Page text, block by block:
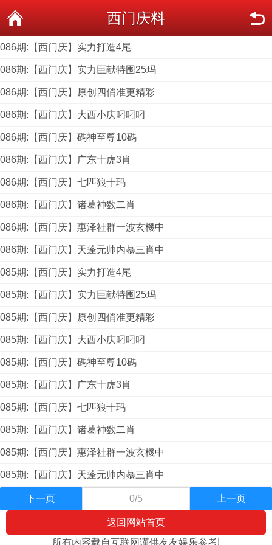
西门庆料
086期:【西门庆】实力打造4尾
086期:【西门庆】实力巨献特围25玛
086期:【西门庆】原创四俏准更精彩
086期:【西门庆】大西小庆叼叼叼
086期:【西门庆】碼神至尊10碼
086期:【西门庆】广东十虎3肖
086期:【西门庆】七匹狼十玛
086期:【西门庆】诸葛神数二肖
086期:【西门庆】惠泽社群一波玄機中
086期:【西门庆】天蓬元帅内慕三肖中
085期:【西门庆】实力打造4尾
085期:【西门庆】实力巨献特围25玛
085期:【西门庆】原创四俏准更精彩
085期:【西门庆】大西小庆叼叼叼
085期:【西门庆】碼神至尊10碼
085期:【西门庆】广东十虎3肖
085期:【西门庆】七匹狼十玛
085期:【西门庆】诸葛神数二肖
085期:【西门庆】惠泽社群一波玄機中
085期:【西门庆】天蓬元帅内慕三肖中
下一页 0/5 上一页
返回网站首页
所有内容载自互联网谨供友友娱乐参考!